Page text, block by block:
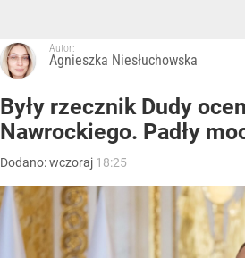
Autor:
Agnieszka Niesłuchowska
Były rzecznik Dudy
Nawrockiego. Padły
Dodano:wczoraj 18:25